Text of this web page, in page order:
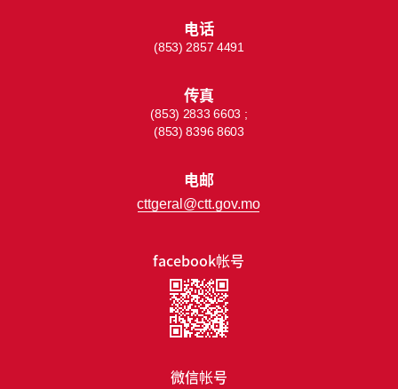
facebook帐号
微信帐号
电话
(853) 2857 4491
传真
(853) 2833 6603 ;
(853) 8396 8603
电邮
cttgeral@ctt.gov.mo